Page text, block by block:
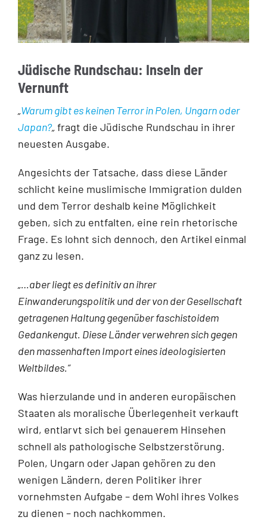
Jüdische Rundschau: Inseln der
Vernunft
„Warum gibt es keinen Terror in Polen, Ungarn oder
Japan?„fragt die Jüdische Rundschau in ihrer
neuesten Ausgabe.
Angesichts der Tatsache, dass diese Länder
schlicht keine muslimische Immigration dulden
und dem Terror deshalb keine Möglichkeit
geben, sich zu entfalten, eine rein rhetorische
Frage. Es lohnt sich dennoch, den Artikel einmal
ganz zu lesen.
„…aber liegt es definitiv an ihrer
Einwanderungspolitik und der von der Gesellschaft
getragenen Haltung gegenüber faschistoidem
Gedankengut. Diese Länder verwehren sich gegen
den massenhaften Import eines ideologisierten
Weltbildes.“
Was hierzulande und in anderen europäischen
Staaten als moralische Überlegenheit verkauft
wird, entlarvt sich bei genauerem Hinsehen
schnell als pathologische Selbstzerstörung.
Polen, Ungarn oder Japan gehören zu den
wenigen Ländern, deren Politiker ihrer
vornehmsten Aufgabe – dem Wohl ihres Volkes
zu dienen – noch nachkommen.